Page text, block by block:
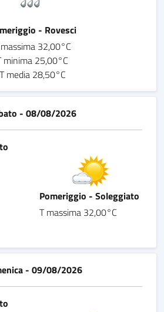
- Rovesci
32,00°C
minima 25,00°C
T media 28,50°C
- 08/08/2026
Pomeriggio - Soleggiato
T massima 32,00°C
- 09/08/2026